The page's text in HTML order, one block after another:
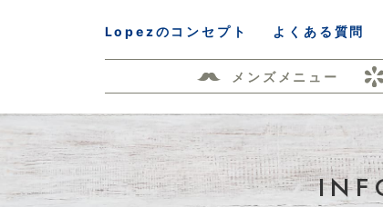
Lopezのコンセプト よくある質問
メンズメニュー